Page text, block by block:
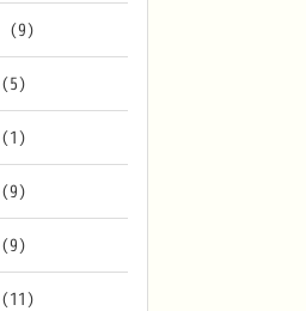
(9)
(5)
(1)
(9)
(9)
(11)